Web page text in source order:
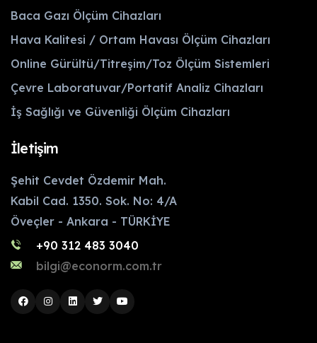
Baca Gazı Ölçüm Cihazları
Hava Kalitesi / Ortam Havası Ölçüm Cihazları
Online Gürültü/Titreşim/Toz Ölçüm Sistemleri
Çevre Laboratuvar/Portatif Analiz Cihazları
İş Sağlığı ve Güvenliği Ölçüm Cihazları
İletişim
Şehit Cevdet Özdemir Mah.
Kabil Cad. 1350. Sok. No: 4/A
Öveçler - Ankara - TÜRKİYE
+90 312 483 3040
bilgi@econorm.com.tr